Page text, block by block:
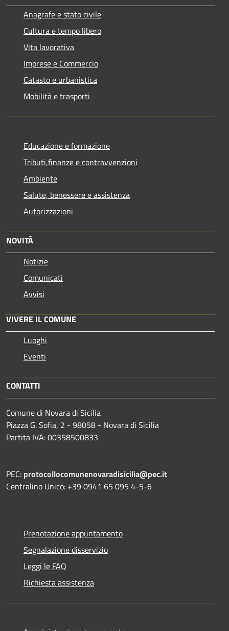
Anagrafe e stato civile
Cultura e tempo libero
Vita lavorativa
Imprese e Commercio
Catasto e urbanistica
Mobilità e trasporti
Educazione e formazione
Tributi,finanze e contravvenzioni
Ambiente
Salute, benessere e assistenza
Autorizzazioni
NOVITÀ
Notizie
Comunicati
Avvisi
VIVERE IL COMUNE
Luoghi
Eventi
CONTATTI
Comune di Novara di Sicilia
Piazza G. Sofia, 2 - 98058 - Novara di Sicilia
Partita IVA: 00358500833
PEC: protocollocomunenovaradisicilia@pec.it
Centralino Unico: +39 0941 65 095 4-5-6
Prenotazione appuntamento
Segnalazione disservizio
Leggi le FAQ
Richiesta assistenza